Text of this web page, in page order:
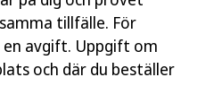
tillfälle. För
avgift. Uppgift om
och där du beställer